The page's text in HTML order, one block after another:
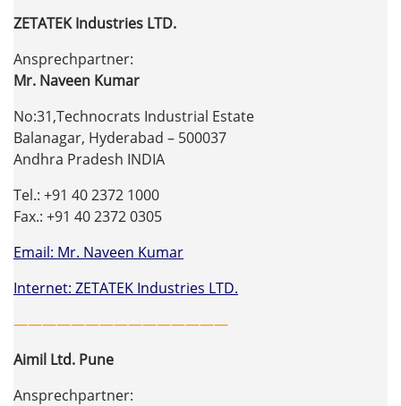
ZETATEK Industries LTD.
Ansprechpartner:
Mr. Naveen Kumar
No:31,Technocrats Industrial Estate
Balanagar, Hyderabad – 500037
Andhra Pradesh INDIA
Tel.: +91 40 2372 1000
Fax.: +91 40 2372 0305
Email: Mr. Naveen Kumar
Internet: ZETATEK Industries LTD.
———————————————
Aimil Ltd. Pune
Ansprechpartner: